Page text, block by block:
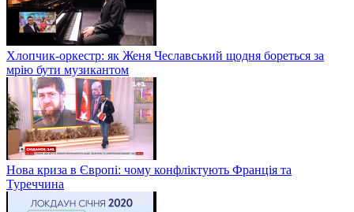
Хлопчик-оркестр: як Женя Чеславський щодня бореться за
мрію бути музикантом
Нова криза в Європі: чому конфліктують Франція та
Туреччина